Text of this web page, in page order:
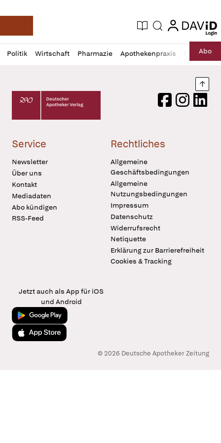
Deutsche Apotheker Zeitung
Aktuelle Ausgabe
Suche login
login
Politik Wirtschaft Pharmazie Apothekenpraxis RechtAbo
Profil
öffnen
Daz
Pur
Deutscher Apotheker Verlag Logo
FacebookInstagram
Service
Newsletter
Über uns
Kontakt
Mediadaten
Abo kündigen
RSS-Feed
Rechtliches
Allgemeine
Geschäftsbedingungen
Allgemeine
Nutzungsbedingungen
Impressum
Datenschutz
Widerrufsrecht
Netiquette
Erklärung zur Barrierefreiheit
Cookies & Tracking
Jetzt auch als App für iOS
und Android
Jetzt bei Google Play
Laden im App Store
© 2026 Deutsche Apotheker Zeitung